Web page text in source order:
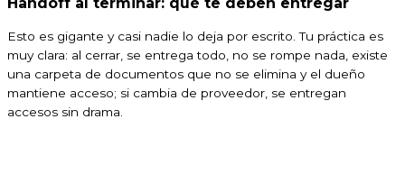
Esto es gigante y casi nadie lo deja por escrito. Tu práctica es
muy clara: al cerrar, se entrega todo, no se rompe nada, existe
una carpeta de documentos que no se elimina y el dueño
mantiene acceso; si cambia de proveedor, se entregan
accesos sin drama.